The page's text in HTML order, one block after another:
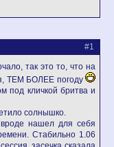
#1
так это то, что на
ТЕМ БОЛЕЕ погоду
под кличкой бритва и
солнышко.
нашел для себя
Стабильно 1.06